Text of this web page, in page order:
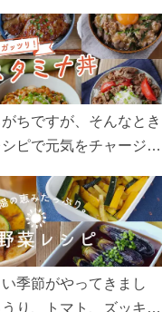
質へのこだわりまで。
きになるコンテンツを
さい。
ちですが、そんなとき
ピで元気をチャージ！
テを吹き飛ばしましょ
季節がやってきまし
り、トマト、ズッキー